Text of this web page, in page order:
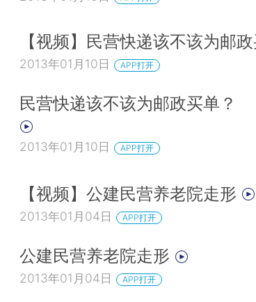
【视频】民营快递该不该为邮
2013年01月10日 APP打开
民营快递该不该为邮政买单？
2013年01月10日 APP打开
【视频】公建民营养老院走形
2013年01月04日 APP打开
公建民营养老院走形
2013年01月04日 APP打开